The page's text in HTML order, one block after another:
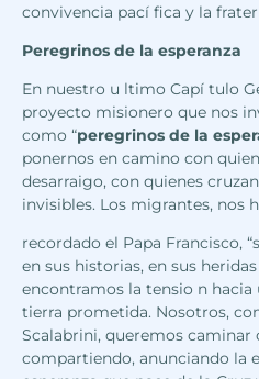
convivencia pací fica y la
Peregrinos de la esperanza
En nuestro u ltimo Capí tulo
proyecto misionero que nos
como “peregrinos de la
ponernos en camino con
desarraigo, con quienes
invisibles. Los migrantes, nos
recordado el Papa Francisco,
en sus historias, en sus
encontramos la tensio n hacia
tierra prometida. Nosotros,
Scalabrini, queremos caminar
compartiendo, anunciando la